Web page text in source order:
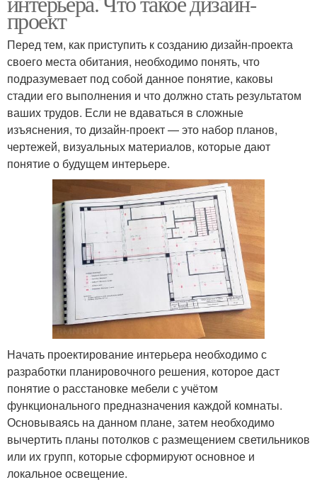
проект
Перед тем, как приступить к созданию дизайн-проекта
своего места обитания, необходимо понять, что
подразумевает под собой данное понятие, каковы
стадии его выполнения и что должно стать результатом
ваших трудов. Если не вдаваться в сложные
изъяснения, то дизайн-проект — это набор планов,
чертежей, визуальных материалов, которые дают
понятие о будущем интерьере.
Начать проектирование интерьера необходимо с
разработки планировочного решения, которое даст
понятие о расстановке мебели с учётом
функционального предназначения каждой комнаты.
Основываясь на данном плане, затем необходимо
вычертить планы потолков с размещением светильников
или их групп, которые сформируют основное и
локальное освещение.